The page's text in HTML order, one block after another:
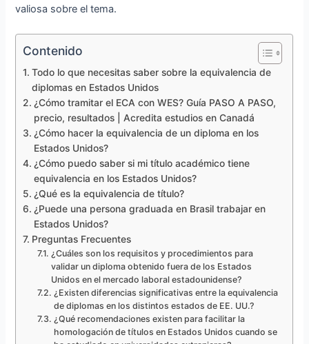
valiosa sobre el tema.
Contenido
Todo lo que necesitas saber sobre la equivalencia de
diplomas en Estados Unidos
¿Cómo tramitar el ECA con WES? Guía PASO A PASO,
precio, resultados | Acredita estudios en Canadá
¿Cómo hacer la equivalencia de un diploma en los
Estados Unidos?
¿Cómo puedo saber si mi título académico tiene
equivalencia en los Estados Unidos?
¿Qué es la equivalencia de título?
¿Puede una persona graduada en Brasil trabajar en
Estados Unidos?
Preguntas Frecuentes
¿Cuáles son los requisitos y procedimientos para
validar un diploma obtenido fuera de los Estados
Unidos en el mercado laboral estadounidense?
¿Existen diferencias significativas entre la equivalencia
de diplomas en los distintos estados de EE. UU.?
¿Qué recomendaciones existen para facilitar la
homologación de títulos en Estados Unidos cuando se